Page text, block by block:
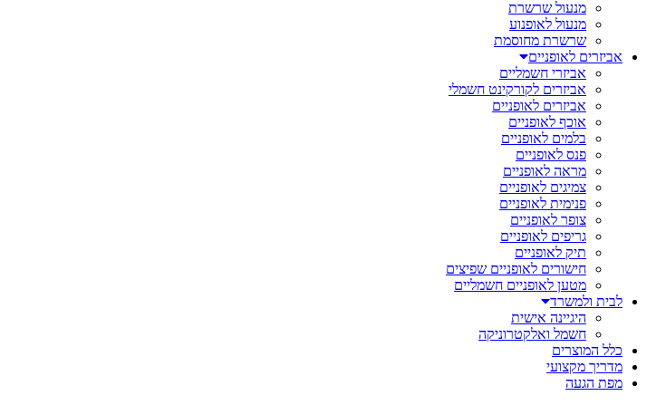
מנעול שרשרת
מנעול לאופנוע
שרשרת מחוסמת
אביזרים לאופניים
אביזרי חשמליים
אביזרים לקורקינט חשמלי
אביזרים לאופניים
אוכף לאופניים
בלמים לאופניים
פנס לאופניים
מראה לאופניים
צמיגים לאופניים
פנימית לאופניים
צופר לאופניים
גריפים לאופניים
תיק לאופניים
חישורים לאופניים שפיצים
מטען לאופניים חשמליים
לבית ולמשרד
היגיינה אישית
חשמל ואלקטרוניקה
כלל המוצרים
מדריך מקצועי
מפת הגעה